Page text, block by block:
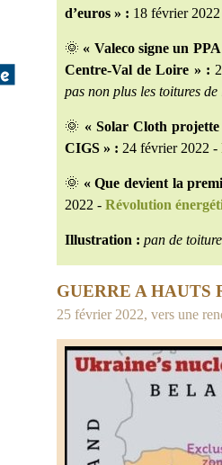
d’euros » : 18 février
🌞 « Valeco signe un
Centre-Val de Loire » :
pas non plus les toitures de
🌞 « Solar Cloth
CIGS » : 24 février 2022 -
🌞 « Que devient la
2022 -Révolution
Illustration : pan de
GUERRE A HAUTS
25 février 2022, vers une